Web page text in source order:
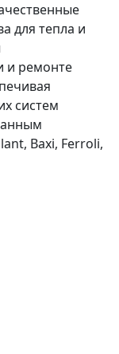
для тепла и
и ремонте
систем
Baxi, Ferroli,